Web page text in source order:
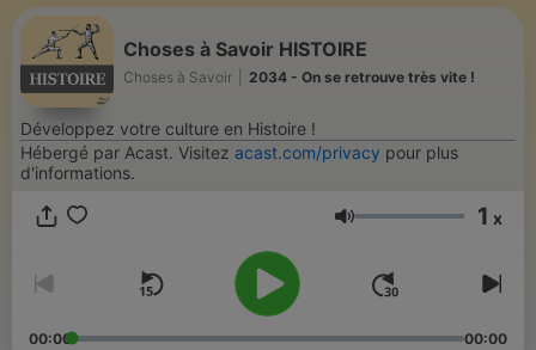
Choses à Savoir HISTOIRE
Choses à Savoir 2034 - On se retrouve très vite !
Développez votre culture en Histoire !
Hébergé par Acast. Visitez acast.com/privacy pour plus
d'informations.
Volume 1 x
00:00 00:00